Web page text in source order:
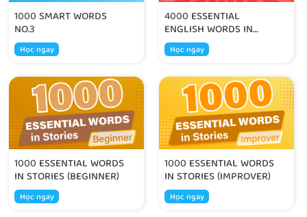
1000 SMART WORDS
NO.3
Học ngay
4000 ESSENTIAL
ENGLISH WORDS IN
STORIES
Học ngay
1000 ESSENTIAL WORDS
IN STORIES (BEGINNER)
Học ngay
1000 ESSENTIAL WORDS
IN STORIES (IMPROVER)
Học ngay